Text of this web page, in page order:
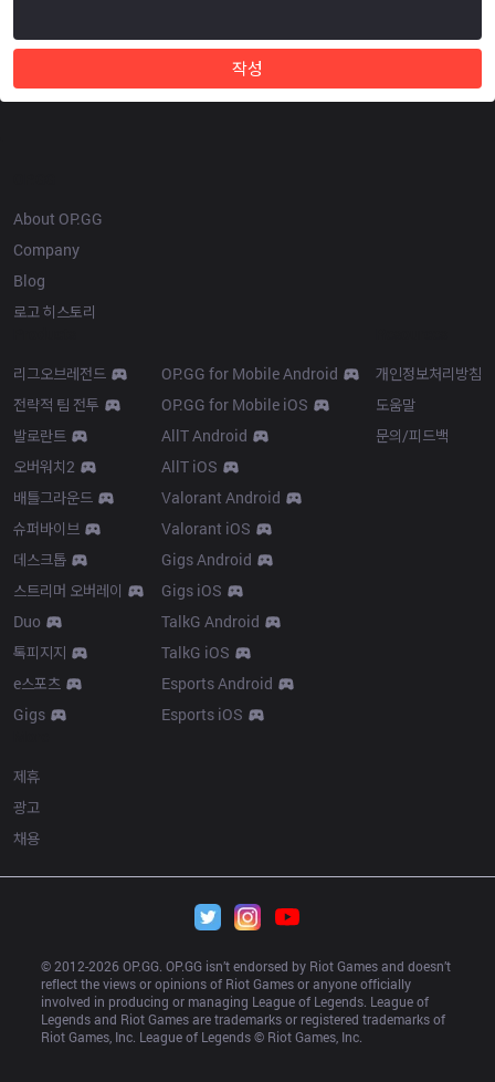
작성
About OP.GG
Company
Blog
로고 히스토리
리그오브레전드
전략적 팀 전투
발로란트
오버워치2
배틀그라운드
슈퍼바이브
데스크톱
스트리머 오버레이
Duo
톡피지지
e스포츠
Gigs
OP.GG for Mobile Android
OP.GG for Mobile iOS
AllT Android
AllT iOS
Valorant Android
Valorant iOS
Gigs Android
Gigs iOS
TalkG Android
TalkG iOS
Esports Android
Esports iOS
개인정보처리방침
도움말
문의/피드백
제휴
광고
채용
© 2012-2026 OP.GG. OP.GG isn’t endorsed by Riot Games and doesn’t
reflect the views or opinions of Riot Games or anyone officially
involved in producing or managing League of Legends. League of
Legends and Riot Games are trademarks or registered trademarks of
Riot Games, Inc. League of Legends © Riot Games, Inc.